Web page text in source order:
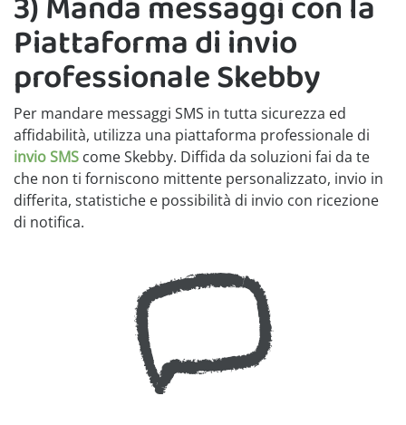
Piattaforma di invio
professionale Skebby
Per mandare messaggi SMS in tutta sicurezza ed
affidabilità, utilizza una piattaforma professionale di
invio SMS come Skebby. Diffida da soluzioni fai da te
che non ti forniscono mittente personalizzato, invio in
differita, statistiche e possibilità di invio con ricezione
di notifica.